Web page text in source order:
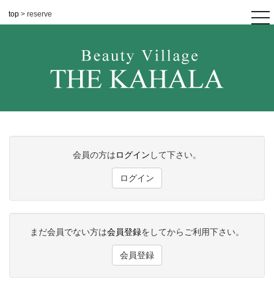
top > reserve
会員の方はログイン して下さい。
ログイン
まだ会員でない方は会員登録をしてからご利用下さい。
会員登録